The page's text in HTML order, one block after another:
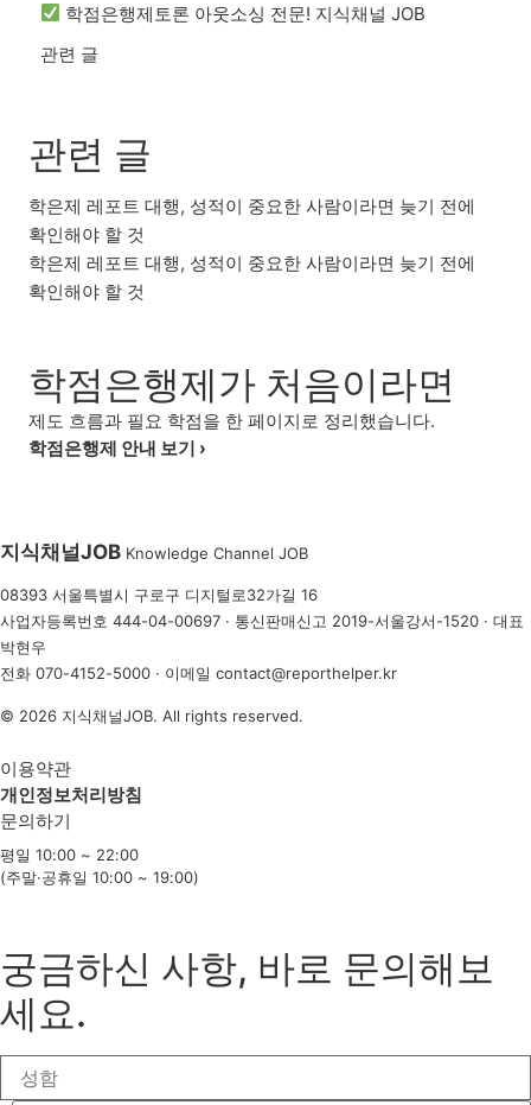
학점은행제토론 아웃소싱 전문! 지식채널 JOB
관련 글
관련 글
학은제 레포트 대행, 성적이 중요한 사람이라면 늦기 전에
확인해야 할 것
학은제 레포트 대행, 성적이 중요한 사람이라면 늦기 전에
확인해야 할 것
학점은행제가 처음이라면
제도 흐름과 필요 학점을 한 페이지로 정리했습니다.
학점은행제 안내 보기 ›
지식채널JOB Knowledge Channel JOB
08393 서울특별시 구로구 디지털로32가길 16
사업자등록번호 444-04-00697 · 통신판매신고 2019-서울강서-1520 · 대표
박현우
전화 070-4152-5000 · 이메일 contact@reporthelper.kr
© 2026 지식채널JOB. All rights reserved.
이용약관
개인정보처리방침
문의하기
평일 10:00 ~ 22:00
(주말·공휴일 10:00 ~ 19:00)
궁금하신 사항, 바로 문의해보
세요.